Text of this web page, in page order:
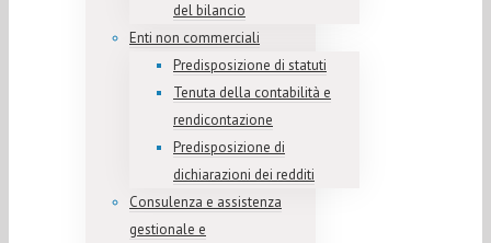
del bilancio
Enti non commerciali
Predisposizione di statuti
Tenuta della contabilità e
rendicontazione
Predisposizione di
dichiarazioni dei redditi
Consulenza e assistenza
gestionale e